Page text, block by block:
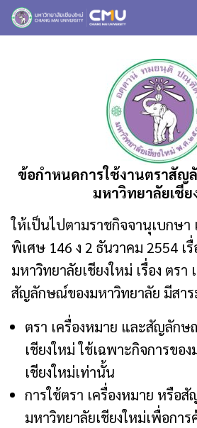
Skip
ข้อกำหนดการใช้งานตราสัญ
มหาวิทยาลัยเชีย
ให้เป็นไปตามราชกิจจานุเบกษา
พิเศษ 146 ง 2 ธันวาคม 2554 เ
มหาวิทยาลัยเชียงใหม่ เรื่อง ตรา
สัญลักษณ์ของมหาวิทยาลัย มีสา
ตรา เครื่องหมาย และสัญลักษ
เชียงใหม่ ใช้เฉพาะกิจการขอ
เชียงใหม่เท่านั้น
การใช้ตรา เครื่องหมาย หรือ
มหาวิทยาลัยเชียงใหม่เพื่อกา